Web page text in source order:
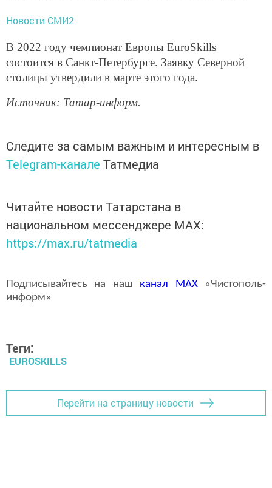
Новости СМИ2
В 2022 году чемпионат Европы EuroSkills
состоится в Санкт-Петербурге. Заявку Северной
столицы утвердили в марте этого года.
Источник: Татар-информ.
Следите за самым важным и интересным в
Telegram-канале Татмедиа
Читайте новости Татарстана в
национальном мессенджере MАХ:
https://max.ru/tatmedia
Подписывайтесь на наш канал MAX«Чистополь-
информ»
Теги:
EUROSKILLS
Перейти на страницу новости